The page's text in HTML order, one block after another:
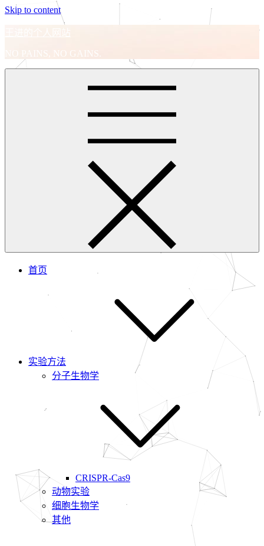
Skip to content
王进的个人网站
NO PAINS, NO GAINS.
首页
实验方法
分子生物学
CRISPR-Cas9
动物实验
细胞生物学
其他